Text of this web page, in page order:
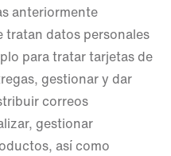
anteriormente
tratan datos personales
para tratar tarjetas de
gestionar y dar
correos
gestionar
así como